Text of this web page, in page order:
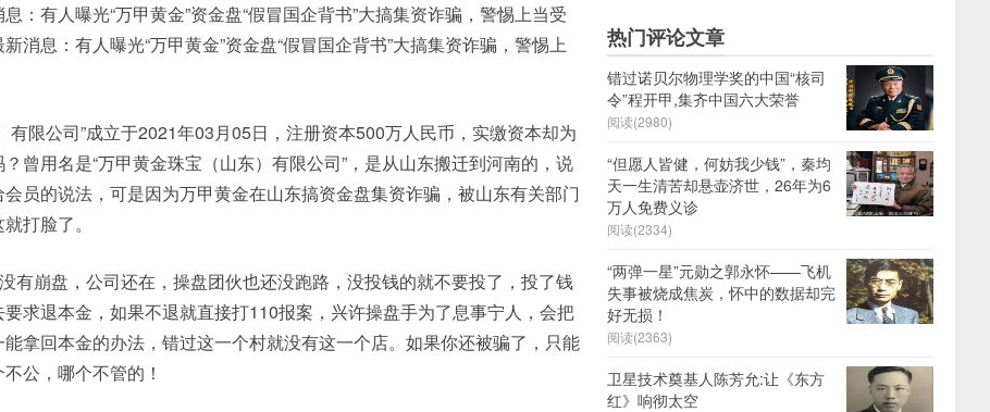
：有人曝光“万甲黄金”资金盘“假冒国企背书”大搞集资诈骗，警惕上当受
消息：有人曝光“万甲黄金”资金盘“假冒国企背书”大搞集资诈骗，警惕上
有限公司”成立于2021年03月05日，注册资本500万人民币，实缴资本却为
曾用名是“万甲黄金珠宝（山东）有限公司”，是从山东搬迁到河南的，说
员的说法，可是因为万甲黄金在山东搞资金盘集资诈骗，被山东有关部门
打脸了。
有崩盘，公司还在，操盘团伙也还没跑路，没投钱的就不要投了，投了钱
求退本金，如果不退就直接打110报案，兴许操盘手为了息事宁人，会把
拿回本金的办法，错过这一个村就没有这一个店。如果你还被骗了，只能
公，哪个不管的！
热门评论文章
错过诺贝尔物理学奖的中国“核司
令”程开甲,集齐中国六大荣誉
阅读(2980)
“但愿人皆健，何妨我少钱”，秦均
天一生清苦却悬壶济世，26年为6
万人免费义诊
阅读(2334)
“两弹一星”元勋之郭永怀——飞机
失事被烧成焦炭，怀中的数据却完
好无损！
阅读(2363)
卫星技术奠基人陈芳允:让《东方
红》响彻太空